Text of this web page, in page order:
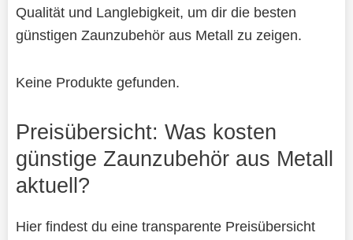
Qualität und Langlebigkeit, um dir die besten
günstigen Zaunzubehör aus Metall zu zeigen.
Keine Produkte gefunden.
Preisübersicht: Was kosten
günstige Zaunzubehör aus Metall
aktuell?
Hier findest du eine transparente Preisübersicht